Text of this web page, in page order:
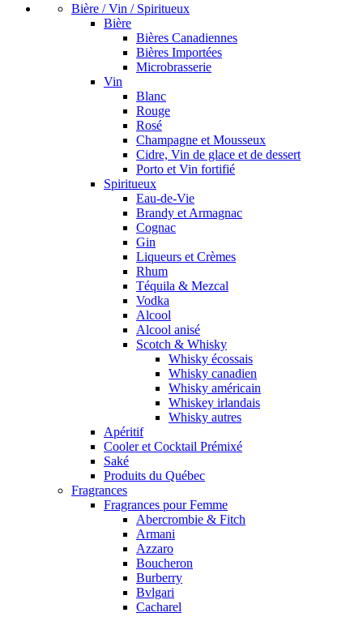
Bière / Vin / Spiritueux
Bière
Bières Canadiennes
Bières Importées
Microbrasserie
Vin
Blanc
Rouge
Rosé
Champagne et Mousseux
Cidre, Vin de glace et de dessert
Porto et Vin fortifié
Spiritueux
Eau-de-Vie
Brandy et Armagnac
Cognac
Gin
Liqueurs et Crèmes
Rhum
Téquila & Mezcal
Vodka
Alcool
Alcool anisé
Scotch & Whisky
Whisky écossais
Whisky canadien
Whisky américain
Whiskey irlandais
Whisky autres
Apéritif
Cooler et Cocktail Prémixé
Saké
Produits du Québec
Fragrances
Fragrances pour Femme
Abercrombie & Fitch
Armani
Azzaro
Boucheron
Burberry
Bvlgari
Cacharel